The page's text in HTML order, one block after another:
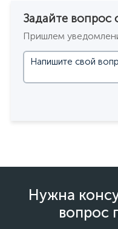
Задайте вопрос
Пришлем
Нужна
вопрос